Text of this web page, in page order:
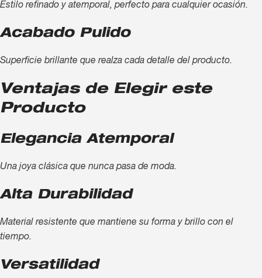
Estilo refinado y atemporal, perfecto para cualquier ocasión.
Acabado Pulido
Superficie brillante que realza cada detalle del producto.
Ventajas de Elegir este
Producto
Elegancia Atemporal
Una joya clásica que nunca pasa de moda.
Alta Durabilidad
Material resistente que mantiene su forma y brillo con el
tiempo.
Versatilidad